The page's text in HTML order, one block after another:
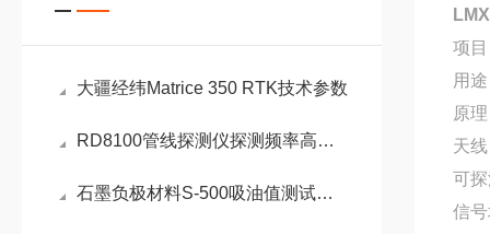
大疆经纬Matrice 350 RTK技术参数
RD8100管线探测仪探测频率高低分别代表什么
石墨负极材料S-500吸油值测试仪技术参数介绍
项目
用途
原理
天线
可
信